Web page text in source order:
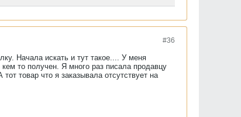
#36
Начала искать и тут такое.... У меня
то получен. Я много раз писала продавцу
товар что я заказывала отсутствует на